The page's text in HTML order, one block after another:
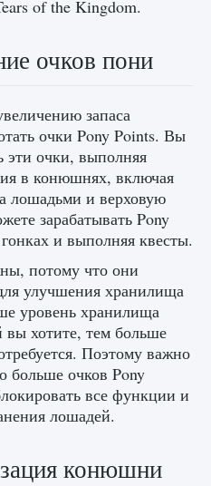
2 599 0 1
стадионы в EA
2 395 0 2
EPalworld
Невозможно
мира»
of the Kingdom.
очков пони
запаса
очки Pony Points. Вы
эти очки, выполняя
в конюшнях, включая
лошадьми и верховую
зарабатывать Pony
и выполняя квесты.
потому что они
улучшения хранилища
уровень хранилища
хотите, тем больше
Поэтому важно
больше очков Pony
все функции и
лошадей.
конюшни